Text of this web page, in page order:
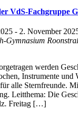
VdS-Fachgruppe
- 2. November
Gymnasium
werden
Instrumente und
alle Sternfreunde.
Leitthema: Die
Freitag […]